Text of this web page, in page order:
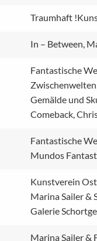
Traumhaft
In – Between,
Fantastische
Gemälde und
Comeback,
Fantastische
Mundos
Kunstverein
Marina Sailer &
Galerie
Marina Sailer &